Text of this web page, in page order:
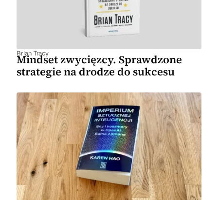
Brian Tracy
Mindset zwycięzcy. Sprawdzone
strategie na drodze do sukcesu